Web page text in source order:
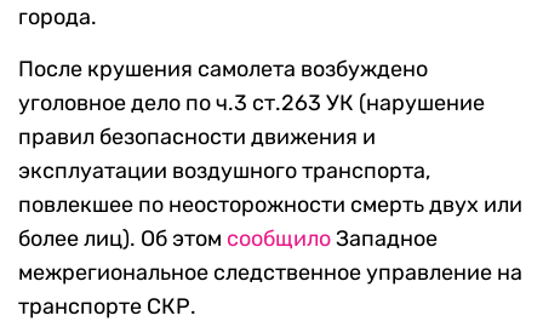
города.
После крушения самолета возбуждено
уголовное дело по ч.3 ст.263 УК (нарушение
правил безопасности движения и
эксплуатации воздушного транспорта,
повлекшее по неосторожности смерть двух или
более лиц). Об этом сообщилоЗападное
межрегиональное следственное управление на
транспорте СКР.